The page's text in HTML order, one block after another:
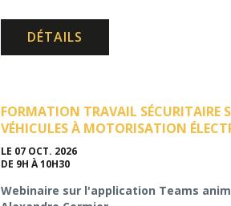
DÉTAILS
FORMATION TRAVAIL SÉCURITAIRE
VÉHICULES À MOTORISATION
LE 07 OCT. 2026
DE 9H À 10H30
Webinaire sur l'application Teams